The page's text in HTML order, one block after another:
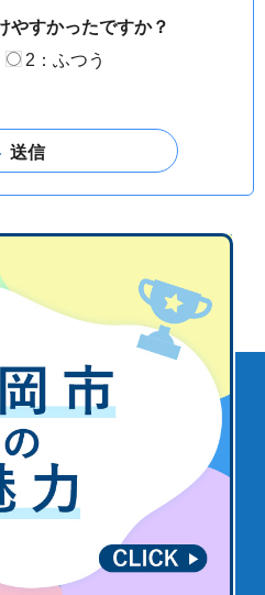
やすかったですか？
2：ふつう